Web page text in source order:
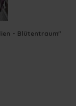
- Blütentraum"